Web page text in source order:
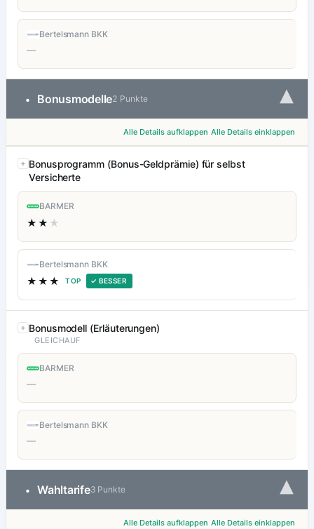
Bertelsmann BKK
—
• Bonusmodelle2 Punkte ▾
Alle Details aufklappen Alle Details einklappen
Bonusprogramm (Bonus-Geldprämie) für selbst
Versicherte
BARMER
★★ ★
Bertelsmann BKK
★★★ TOP ✓ BESSER
Bonusmodell (Erläuterungen)
GLEICHAUF
BARMER
—
Bertelsmann BKK
—
• Wahltarife3 Punkte ▾
Alle Details aufklappen Alle Details einklappen